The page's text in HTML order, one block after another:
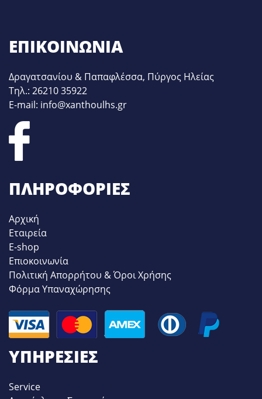
ΕΠΙΚΟΙΝΩΝΊΑ
Δραγατσανίου & Παπαφλέσσα, Πύργος Ηλείας
Τηλ.: 26210 35922
E-mail: info@xanthoulhs.gr
ΠΛΗΡΟΦΟΡΊΕΣ
Αρχική
Εταιρεία
E-shop
Επιοκοινωνία
Πολιτική Απορρήτου & Όροι Χρήσης
Φόρμα Υπαναχώρησης
ΥΠΗΡΕΣΊΕΣ
Service